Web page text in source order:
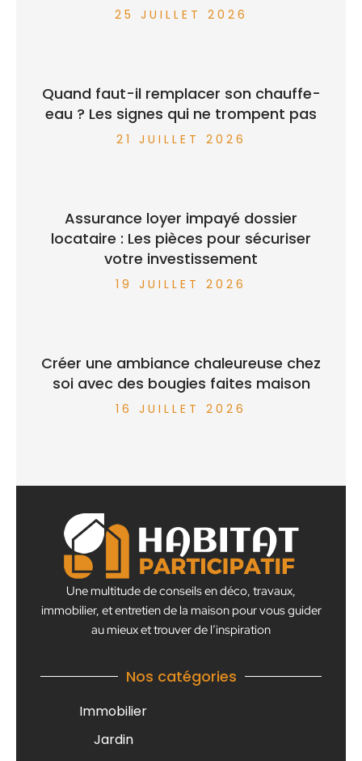
25 JUILLET 2026
Quand faut-il remplacer son chauffe-
eau ? Les signes qui ne trompent pas
21 JUILLET 2026
Assurance loyer impayé dossier
locataire : Les pièces pour sécuriser
votre investissement
19 JUILLET 2026
Créer une ambiance chaleureuse chez
soi avec des bougies faites maison
16 JUILLET 2026
Une multitude de conseils en déco, travaux,
immobilier, et entretien de la maison pour vous guider
au mieux et trouver de l’inspiration
Nos catégories
Immobilier
Jardin